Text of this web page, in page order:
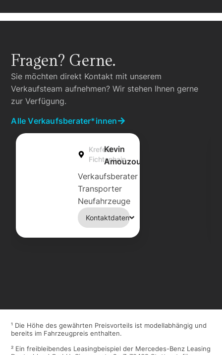
Fragen? Gerne.
Sie möchten direkt Kontakt mit unserem
Verkaufsteam aufnehmen? Wir stehen Ihnen gerne
zur Verfügung.
Alle Verkaufsberater*innen
Krefeld
Fichtenhain
Kevin
Amouzou
Verkaufsberater
Transporter
Neufahrzeuge
Kontaktdaten
¹ Die Höhe des gewährten Preisvorteils ist modellabhängig und
bereits im Fahrzeugpreis enthalten.
² Ein freibleibendes Leasingbeispiel der Mercedes-Benz Leasing